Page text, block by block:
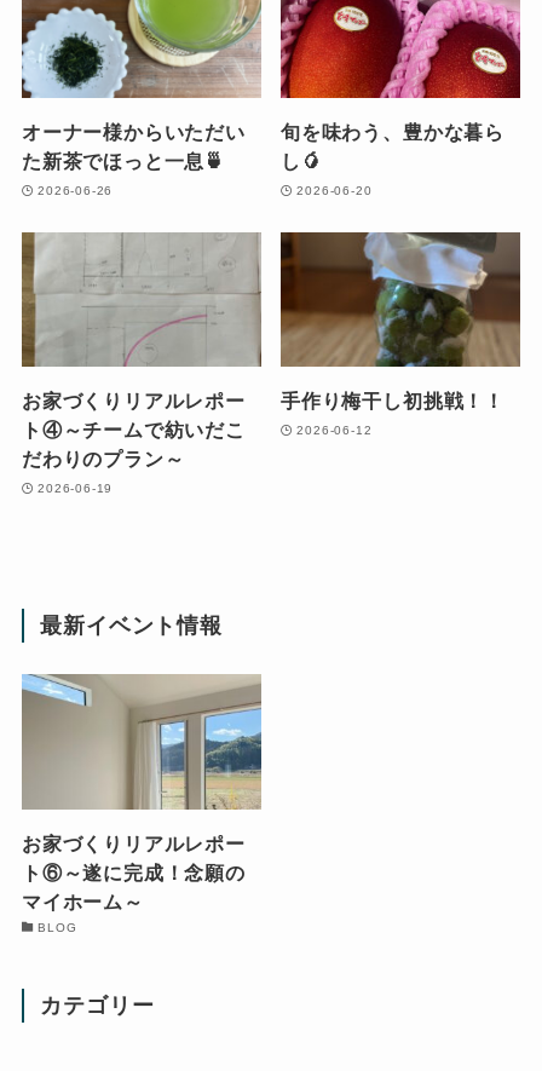
オーナー様からいただい
た新茶でほっと一息🍵
2026-06-26
旬を味わう、豊かな暮ら
し🥭
2026-06-20
お家づくりリアルレポー
ト④～チームで紡いだこ
だわりのプラン～
2026-06-19
手作り梅干し初挑戦！！
2026-06-12
最新イベント情報
お家づくりリアルレポー
ト⑥～遂に完成！念願の
マイホーム～
BLOG
カテゴリー